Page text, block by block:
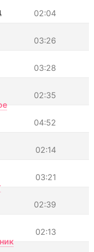
02:04
03:26
03:28
02:35
04:52
02:14
03:21
02:39
02:13